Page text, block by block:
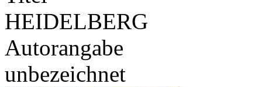
HEIDELBERG
Autorangabe
unbezeichnet